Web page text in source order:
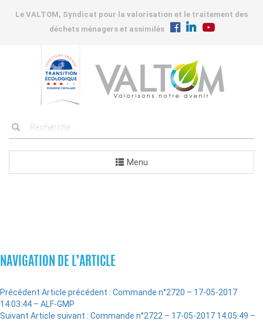
Le VALTOM, Syndicat pour la valorisation et le traitement des
déchets ménagers et assimilés
Menu
NAVIGATION DE L’ARTICLE
Précédent Article précédent : Commande n°2720 – 17-05-2017
14:03:44 – ALF-GMP
Suivant Article suivant : Commande n°2722 – 17-05-2017 14:05:49 –